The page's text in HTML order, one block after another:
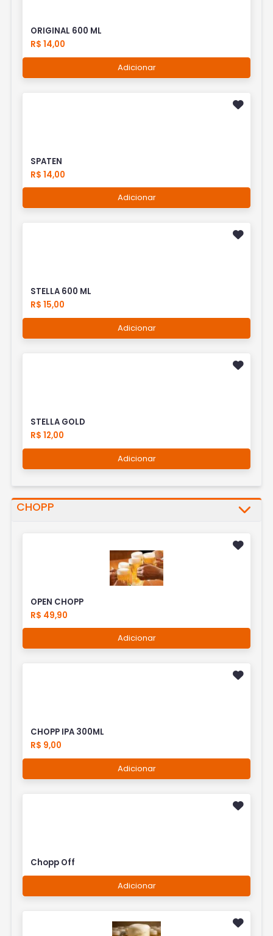
ORIGINAL 600 ML
R$ 14,00
Adicionar
SPATEN
R$ 14,00
Adicionar
STELLA 600 ML
R$ 15,00
Adicionar
STELLA GOLD
R$ 12,00
Adicionar
CHOPP
OPEN CHOPP
R$ 49,90
Adicionar
CHOPP IPA 300ML
R$ 9,00
Adicionar
Chopp Off
Adicionar